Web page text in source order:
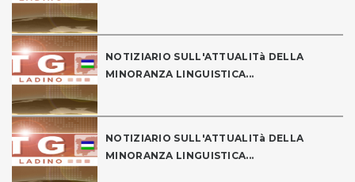
NOTIZIARIO SULL'ATTUALITà DELLA
MINORANZA LINGUISTICA...
NOTIZIARIO SULL'ATTUALITà DELLA
MINORANZA LINGUISTICA...